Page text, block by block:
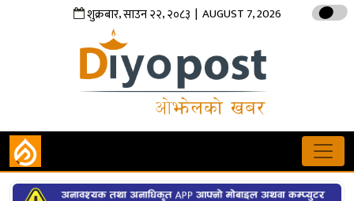
शुक्रबार,साउन२२,२०८३ | AUGUST 7, 2026